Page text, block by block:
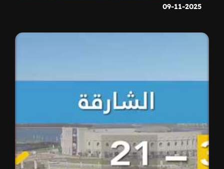
09-11-2025